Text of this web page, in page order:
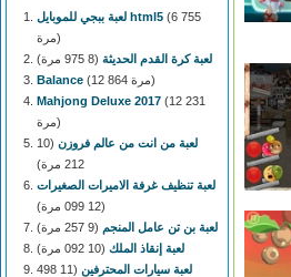
لعبة ببجي للموبايل html5 (6 755
مرة)
لعبة كرة القدم الحديثة (8 975 مرة)
Balance
(12 864 مرة)
Mahjong Deluxe 2017 (12 231
مرة)
لعبة من انت من عالم فروزن (10
212 مرة)
لعبة تنظيف غرفة الاميرات الصغيرات
(12 099 مرة)
لعبة بن تن عامل المنجم (9 257 مرة)
لعبة إنقاذ الملك (10 092 مرة)
لعبة سيارات المحترفين
(11 498